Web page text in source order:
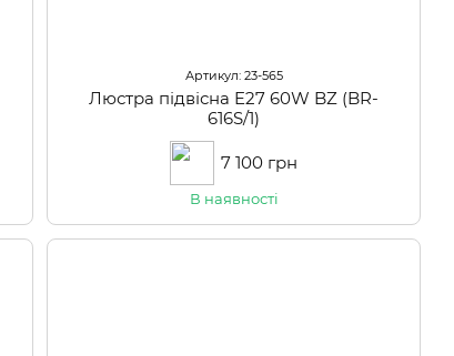
Артикул: 23-565
Люстра підвісна E27 60W BZ (BR-
616S/1)
7 100 грн
В наявності